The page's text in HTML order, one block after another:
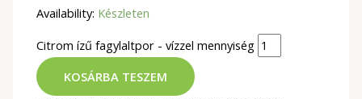
Availability: Készleten
Citrom ízű fagylaltpor - vízzel mennyiség
KOSÁRBA TESZEM